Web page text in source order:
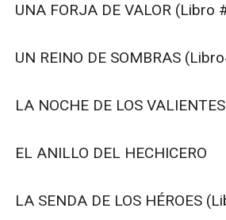
UNA FORJA DE VALOR (Libro
UN REINO DE SOMBRAS
LA NOCHE DE LOS
EL ANILLO DEL HECHICERO
LA SENDA DE LOS HÉROES